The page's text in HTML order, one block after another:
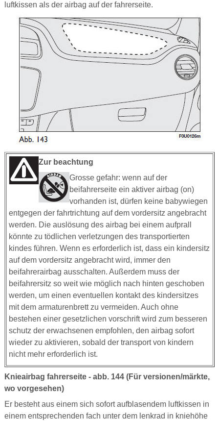
luftkissen als der airbag auf der fahrerseite.
Zur beachtung
Grosse gefahr: wenn auf der
beifahrerseite ein aktiver airbag (on)
vorhanden ist, dürfen keine babywiegen
entgegen der fahrtrichtung auf dem vordersitz angebracht
werden. Die auslösung des airbag bei einem aufprall
könnte zu tödlichen verletzungen des transportierten
kindes führen. Wenn es erforderlich ist, dass ein kindersitz
auf dem vordersitz angebracht wird, immer den
beifahrerairbag ausschalten. Außerdem muss der
beifahrersitz so weit wie möglich nach hinten geschoben
werden, um einen eventuellen kontakt des kindersitzes
mit dem armaturenbrett zu vermeiden. Auch ohne
bestehen einer gesetzlichen vorschrift wird zum besseren
schutz der erwachsenen empfohlen, den airbag sofort
wieder zu aktivieren, sobald der transport von kindern
nicht mehr erforderlich ist.
Knieairbag fahrerseite - abb. 144 (Für versionen/märkte,
wo vorgesehen)
Er besteht aus einem sich sofort aufblasendem luftkissen in
einem entsprechenden fach unter dem lenkrad in kniehöhe